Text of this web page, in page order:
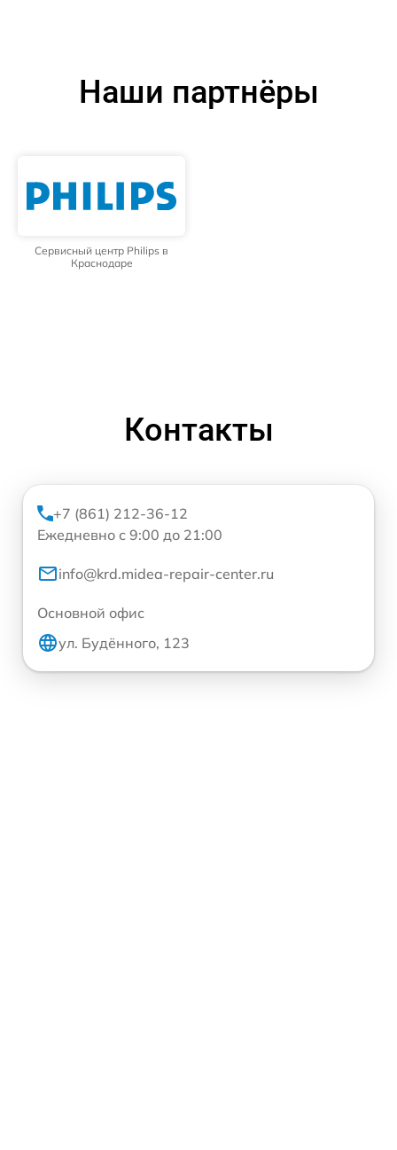
Наши партнёры
Сервисный центр Philips в
Краснодаре
Контакты
+7 (861) 212-36-12
Ежедневно с 9:00 до 21:00
info@krd.midea-repair-center.ru
Основной офис
ул. Будённого, 123